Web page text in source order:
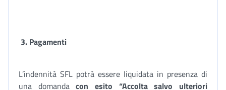
3. Pagamenti
L’indennità SFL potrà essere liquidata in presenza di
una domandacon esito “Accolta salvo ulteriori